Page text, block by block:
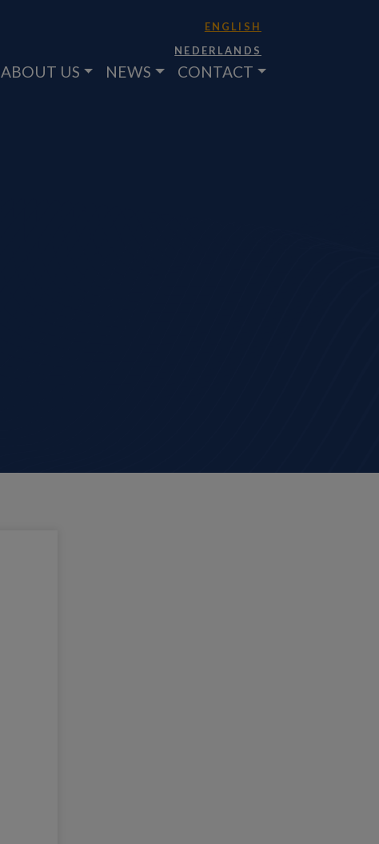
ENGLISH
NEDERLANDS
ABOUT US NEWS CONTACT